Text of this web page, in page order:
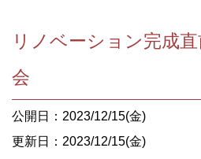
リノベーション完成
会
公開日：2023/12/15(金)
更新日：2023/12/15(金)